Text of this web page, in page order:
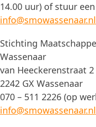
14.00 uur) of stuur
Stichting
Wassenaar
van Heeckerenstraat 2
2242 GX Wassenaar
070 – 511 2226 (op
info@smowassenaar.nl